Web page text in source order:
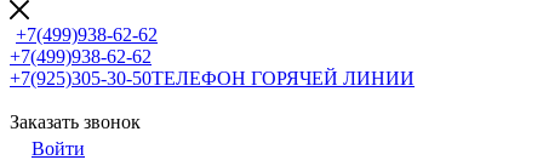
+7(499)938-62-62
+7(499)938-62-62
+7(925)305-30-50ТЕЛЕФОН ГОРЯЧЕЙ ЛИНИИ
Заказать звонок
Войти